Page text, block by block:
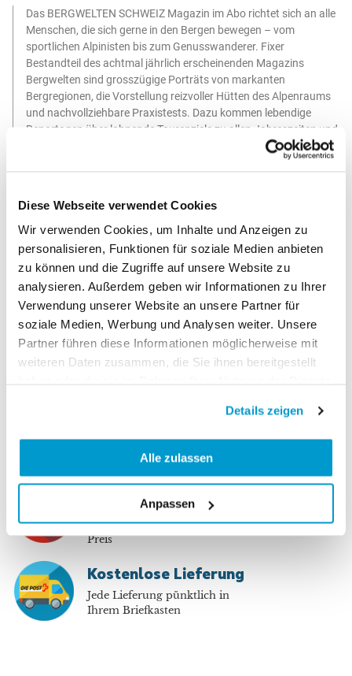
Diese Webseite verwendet Cookies
Wir verwenden Cookies, um Inhalte und Anzeigen zu
personalisieren, Funktionen für soziale Medien anbieten
zu können und die Zugriffe auf unsere Website zu
analysieren. Außerdem geben wir Informationen zu Ihrer
Verwendung unserer Website an unsere Partner für
soziale Medien, Werbung und Analysen weiter. Unsere
Partner führen diese Informationen möglicherweise mit
weiteren Daten zusammen, die Sie ihnen bereitgestellt
Details zeigen
Alle zulassen
Anpassen
Das BERGWELTEN SCHWEIZ Magazin im Abo richtet sich an alle
Menschen, die sich gerne in den Bergen bewegen – vom
sportlichen Alpinisten bis zum Genusswanderer. Fixer
Bestandteil des achtmal jährlich erscheinenden Magazins
Bergwelten sind grosszügige Porträts von markanten
Bergregionen, die Vorstellung reizvoller Hütten des Alpenraums
und nachvollziehbare Praxistests. Dazu kommen lebendige
Reportagen über lohnende Tourenziele zu allen Jahreszeiten und
von Alpenvereins-Bergführern verfasste Beiträge zur alpinen
Sicherheit. Bestellen Sie das Bergwelten Magazin hier im Abo
Sichere Bezahlung
Bezahlen Sie sicher und
Schweiz hilft Ihnen bei
Bis zu 70% sparen
Im Abo profitieren Sie von bis
zu 70% gegenüber dem Kiosk-
Preis
Kostenlose Lieferung
Jede Lieferung pünktlich in
Ihrem Briefkasten